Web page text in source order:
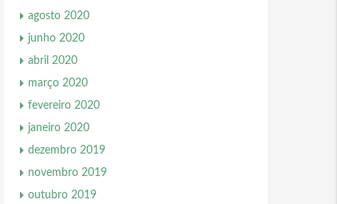
agosto 2020
junho 2020
abril 2020
março 2020
fevereiro 2020
janeiro 2020
dezembro 2019
novembro 2019
outubro 2019